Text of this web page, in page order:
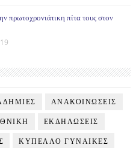
πρωτοχρονιάτικη πίτα τους στον
ΑΝΑΚΟΙΝΩΣΕΙΣ
ΕΚΔΗΛΩΣΕΙΣ
ΚΥΠΕΛΛΟ ΓΥΝΑΙΚΕΣ